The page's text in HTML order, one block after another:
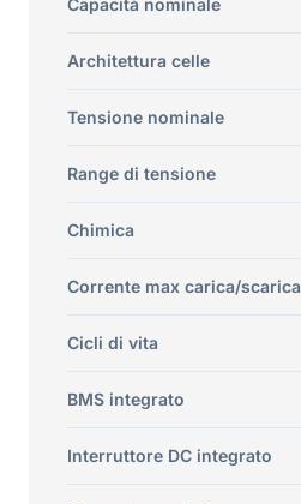
Capacità nominale
Architettura celle
Tensione nominale
Range di tensione
Chimica
Corrente max carica/scarica
Cicli di vita
BMS integrato
Interruttore DC integrato